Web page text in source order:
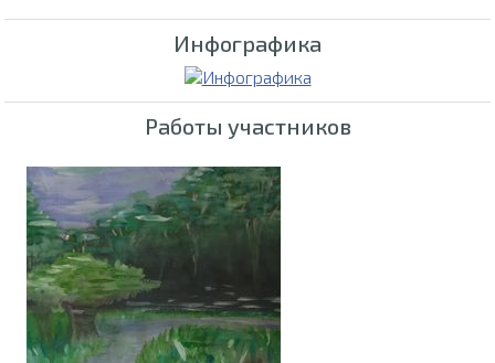
Инфографика
Работы участников